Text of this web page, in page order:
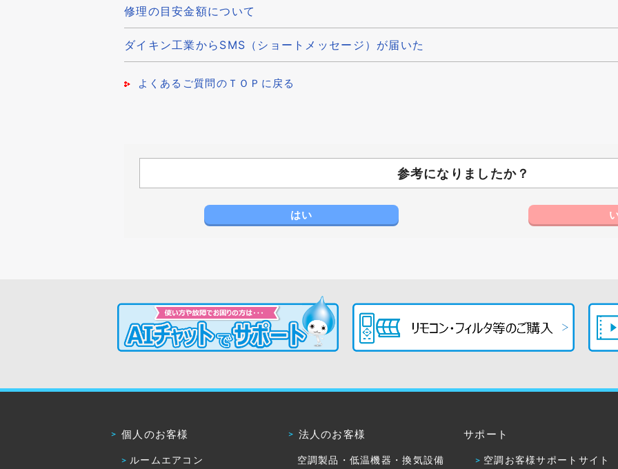
修理の目安金額について
ダイキン工業からSMS（ショートメッセージ）が届いた
よくあるご質問のＴＯＰに戻る
参考になりましたか？
はい
個人のお客様
ルームエアコン
法人のお客様
空調製品・低温機器・換気設備
サポート
空調お客様サポートサイト